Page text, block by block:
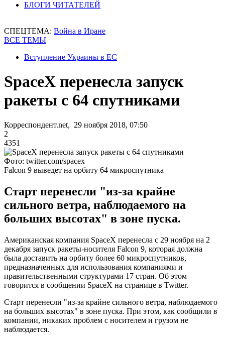
БЛОГИ ЧИТАТЕЛЕЙ
СПЕЦТЕМА: Война в Иране
ВСЕ ТЕМЫ
Вступление Украины в ЕС
SpaceX перенесла запуск
ракеты с 64 спутниками
Корреспондент.net, 29 ноября 2018, 07:50
2
4351
Фото: twitter.com/spacex
Falcon 9 выведет на орбиту 64 микроспутника
Старт перенесли "из-за крайне
сильного ветра, наблюдаемого на
больших высотах" в зоне пуска.
Американская компания SpaceX перенесла с 29 ноября на 2
декабря запуск ракеты-носителя Falcon 9, которая должна
была доставить на орбиту более 60 микроспутников,
предназначенных для использования компаниями и
правительственными структурами 17 стран. Об этом
говорится в сообщении SpaceX на странице в Twitter.
Старт перенесли "из-за крайне сильного ветра, наблюдаемого
на больших высотах" в зоне пуска. При этом, как сообщили в
компании, никаких проблем с носителем и грузом не
наблюдается.